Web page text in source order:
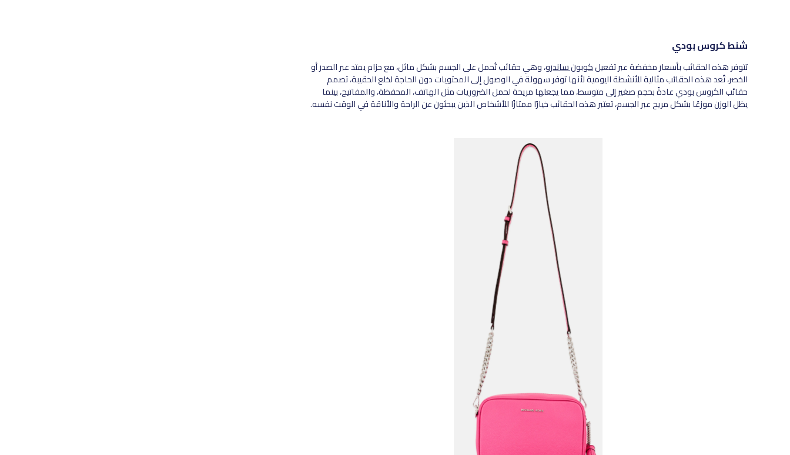
شنط كروس بودي
تتوفر هذه الحقائب بأسعار مخفضة عبر تفعيلكوبون ساندرو، وهي حقائب تُحمل على الجسم بشكل مائل، مع حزام يمتد عبر الصدر أو
الخصر، تُعد هذه الحقائب مثالية للأنشطة اليومية لأنها توفر سهولة في الوصول إلى المحتويات دون الحاجة لخلع الحقيبة، تصمم
حقائب الكروس بودي عادةً بحجم صغير إلى متوسط، مما يجعلها مريحة لحمل الضروريات مثل الهاتف، المحفظة، والمفاتيح، بينما
يظل الوزن موزعًا بشكل مريح عبر الجسم، تعتبر هذه الحقائب خيارًا ممتازًا للأشخاص الذين يبحثون عن الراحة والأناقة في الوقت نفسه.